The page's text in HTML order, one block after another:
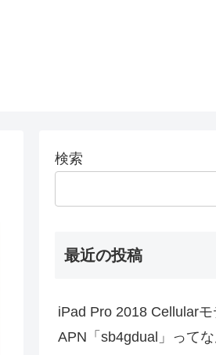
検索
最近の投稿
iPad Pro 2018 Cellular
APN「sb4gdual」ってな